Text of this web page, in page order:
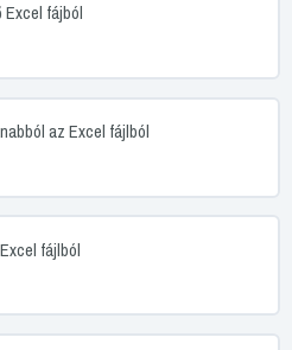
Excel fájból
az Excel fájlból
fájlból